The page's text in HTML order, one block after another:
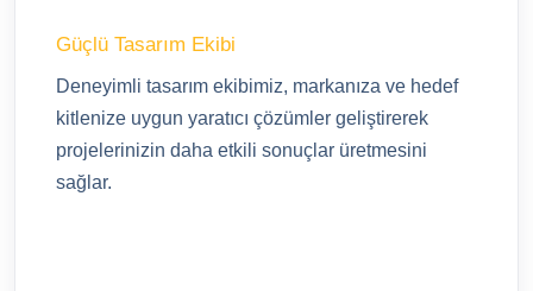
Güçlü Tasarım Ekibi
Deneyimli tasarım ekibimiz, markanıza ve hedef
kitlenize uygun yaratıcı çözümler geliştirerek
projelerinizin daha etkili sonuçlar üretmesini
sağlar.